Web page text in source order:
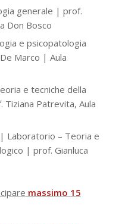
generale | prof.
Don Bosco
e psicopatologia
Marco | Aula
e tecniche della
Patrevita, Aula
| Laboratorio – Teoria e
| prof. Gianluca
massimo 15